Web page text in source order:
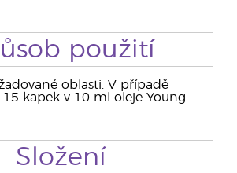
použití
oblasti. V případě
kapek v 10 ml oleje Young
Složení